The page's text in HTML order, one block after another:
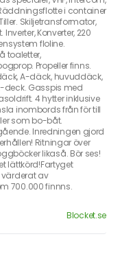
i container
Skiljetransformator,
Konverter, 220
floline.
toaletter,
Propeller finns.
A-däck, huvuddäck,
deck. Gasspis med
4 hytter inklusive
inombords från för till
som bo-båt.
Inredningen gjord
Ritningar över
likaså. Bör ses!
lättkörd!Fartyget
värderat av
700.000 finnns.
Blocket.se